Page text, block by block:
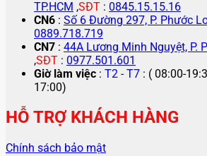
TP.HCM ,SĐT : 0845.15.15.16
CN6 : Số 6 Đường 297, P. Phước
0889.718.719
CN7 : 44A Lương Minh Nguyệt, P.
,SĐT : 0977.501.601
Giờ làm việc : T2 - T7 : ( 08:00-
17:00)
HỖ TRỢ KHÁCH HÀNG
Chính sách bảo mật